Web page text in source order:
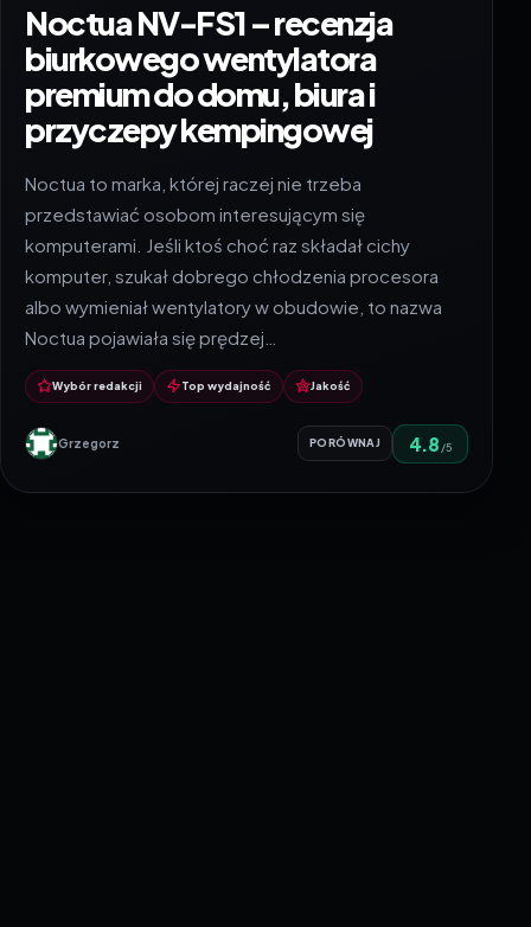
Noctua NV-FS1 – recenzja
biurkowego wentylatora
premium do domu, biura i
przyczepy kempingowej
Noctua to marka, której raczej nie trzeba
przedstawiać osobom interesującym się
komputerami. Jeśli ktoś choć raz składał cichy
komputer, szukał dobrego chłodzenia procesora
albo wymieniał wentylatory w obudowie, to nazwa
Noctua pojawiała się prędzej…
Wybór redakcji Top wydajność Jakość
Grzegorz PORÓWNAJ 4.8 /5